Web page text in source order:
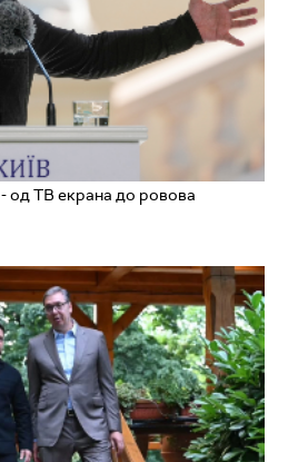
од ТВ екрана до ровова